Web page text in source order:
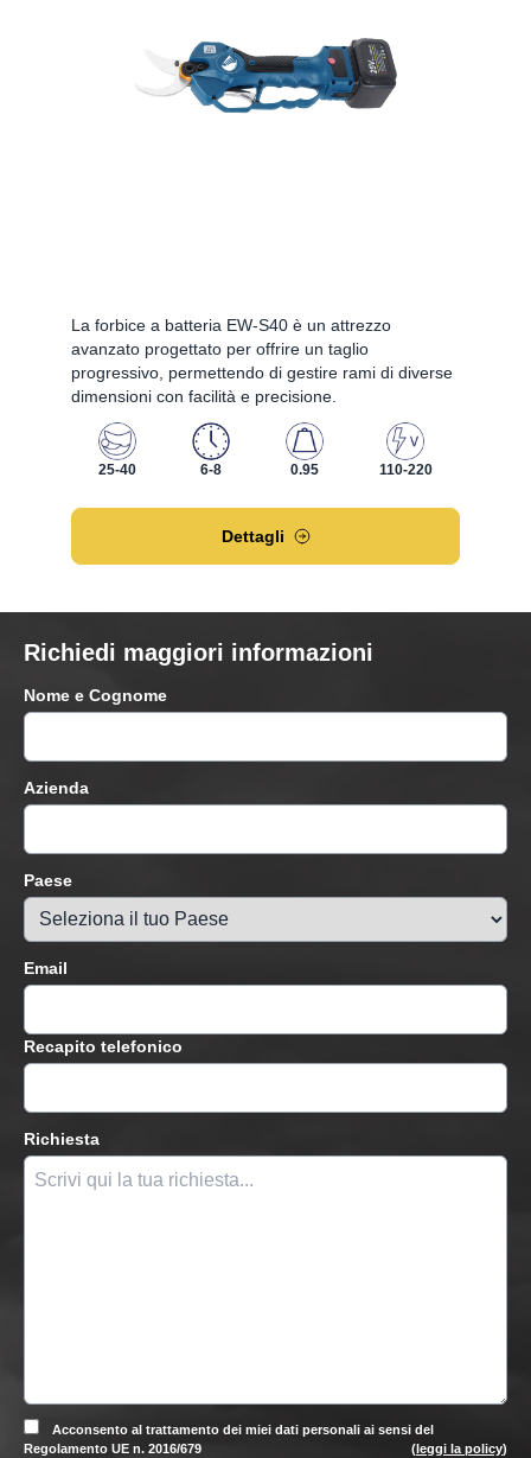
La forbice a batteria EW-S40 è un attrezzo
avanzato progettato per offrire un taglio
progressivo, permettendo di gestire rami di diverse
dimensioni con facilità e precisione.
25-40 6-8 0.95 110-220
Dettagli
Richiedi maggiori informazioni
Nome e Cognome
Azienda
Paese
Email
Recapito telefonico
Richiesta
Acconsento al trattamento dei miei dati personali ai sensi del
Regolamento UE n. 2016/679
(leggi la policy)